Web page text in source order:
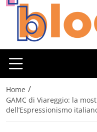
Home /
GAMC di Viareggio: la
dell’Espressionismo